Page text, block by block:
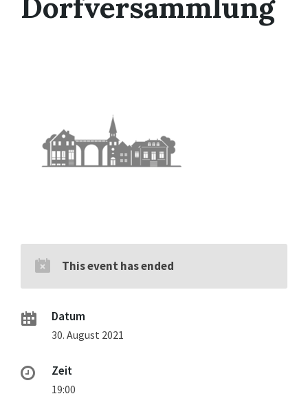
This event has ended
Datum
30. August 2021
Zeit
19:00